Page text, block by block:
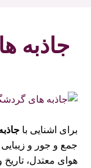
جاذبه
برای اشنایی با
جمع و جور و
هوای معتدل،